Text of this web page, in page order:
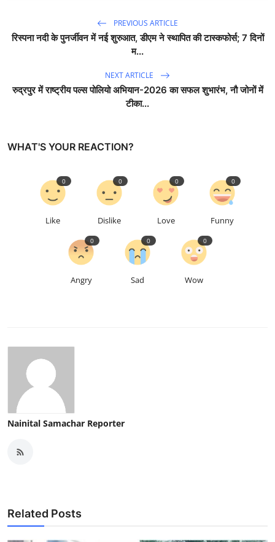
PREVIOUS ARTICLE
रिस्पना नदी के पुनर्जीवन में नई शुरुआत, डीएम ने स्थापित की टास्कफोर्स; 7 दिनों
म...
NEXT ARTICLE
रुद्रपुर में राष्ट्रीय पल्स पोलियो अभियान-2026 का सफल शुभारंभ, नौ जोनों में
टीका...
WHAT'S YOUR REACTION?
Like
0
Dislike
0
Love
0
Funny
0
Angry
0
Sad
0
Wow
0
Nainital Samachar Reporter
Related Posts